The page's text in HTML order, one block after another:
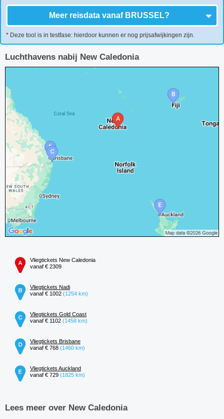
Meer reisdata vanaf BRUSSEL?
* Deze tool is in testfase: hierdoor kunnen er nog prijsafwijkingen zijn.
Luchthavens nabij New Caledonia
Vliegtickets New Caledonia
vanaf € 2309
Vliegtickets Nadi
vanaf € 1002 (1254 km)
Vliegtickets Gold Coast
vanaf € 1102 (1458 km)
Vliegtickets Brisbane
vanaf € 768 (1460 km)
Vliegtickets Auckland
vanaf € 729 (1825 km)
Lees meer over New Caledonia